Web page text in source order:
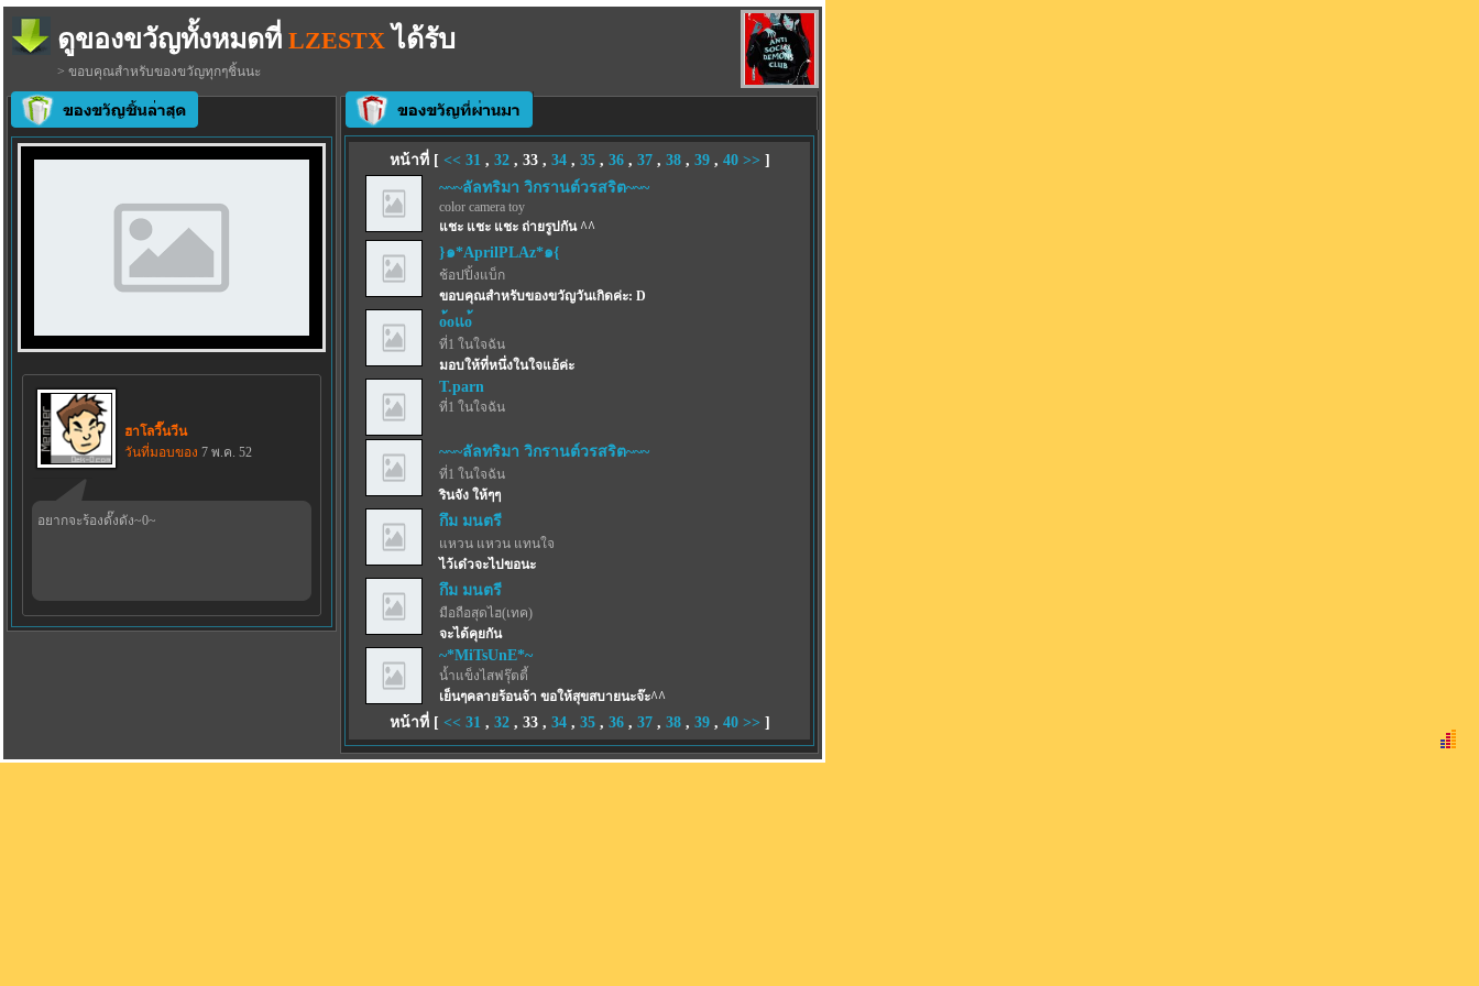
ดูของขวัญทั้งหมดที่ LZESTX ได้รับ
> ขอบคุณสำหรับของขวัญทุกๆชิ้นนะ
ฮาโลวี๊นวีน
วันที่มอบของ 7 พ.ค. 52
อยากจะร้องดั๊งดัง~0~
หน้าที่ [ << 31 , 32, 33, 34, 35, 36, 37, 38, 39, 40 >> ]
~~~ลัลทริมา วิกรานต์วรสริต~~~
color camera toy
แชะ แชะ แชะ ถ่ายรูปกัน ^^
}๑*AprilPLAz*๑{
ช้อปปิ้งแบ็ก
ขอบคุณสำหรับของขวัญวันเกิดค่ะ: D
o้oแo้
ที่1 ในใจฉัน
มอบให้ที่หนึ่งในใจแอ้ค่ะ
T.parn
ที่1 ในใจฉัน
~~~ลัลทริมา วิกรานต์วรสริต~~~
ที่1 ในใจฉัน
รินจัง ให้ๆๆ
กึม มนตรี
แหวน แหวน แทนใจ
ไว้เด๋วจะไปขอนะ
กึม มนตรี
มือถือสุดไฮ(เทค)
จะได้คุยกัน
~*MiTsUnE*~
น้ำแข็งไสฟรุ๊ตตี้
เย็นๆคลายร้อนจ้า ขอให้สุขสบายนะจ๊ะ^^
หน้าที่ [ << 31 , 32, 33, 34, 35, 36, 37, 38, 39, 40 >> ]